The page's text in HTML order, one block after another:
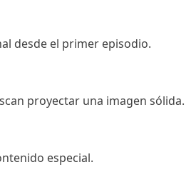
desde el primer episodio.
proyectar una imagen sólida.
especial.